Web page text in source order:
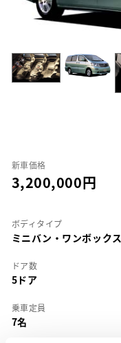
新車価格
3,200,000
ボディタイプ
ミニバン・ワンボックス
ドア数
5ドア
乗車定員
7名